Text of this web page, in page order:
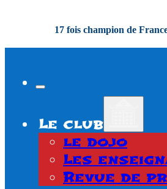
17 fois champion de
Le club
le dojo
Les
Revue de